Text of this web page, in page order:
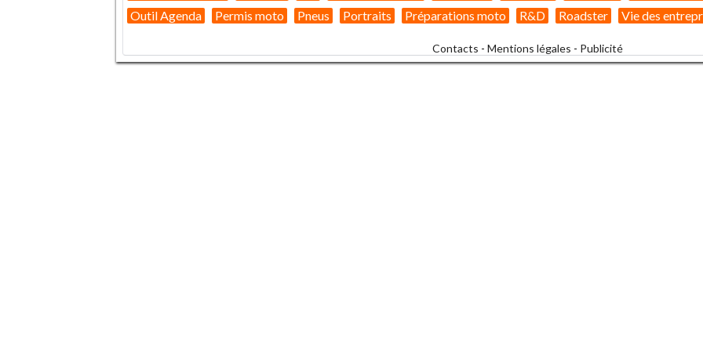
Outil Agenda Permis moto Pneus Portraits Préparations moto R&D Roadster Vie des
Contacts - Mentions légales - Publicité